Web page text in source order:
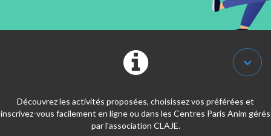
Découvrez les activités proposées, choisissez vos préférées et
inscrivez-vous facilement en ligne ou dans les Centres Paris Anim gérés
par l'association CLAJE.